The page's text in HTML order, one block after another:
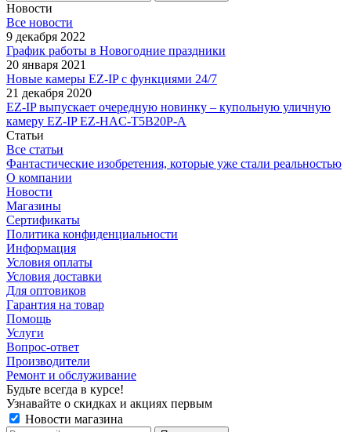
Новости
Все новости
9 декабря 2022
График работы в Новогодние праздники
20 января 2021
Новые камеры EZ-IP с функциями 24/7
21 декабря 2020
EZ-IP выпускает очередную новинку – купольную уличную
камеру EZ-IP EZ-HAC-T5B20P-A
Статьи
Все статьи
Фантастические изобретения, которые уже стали реальностью
О компании
Новости
Магазины
Сертификаты
Политика конфиденциальности
Информация
Условия оплаты
Условия доставки
Для оптовиков
Гарантия на товар
Помощь
Услуги
Вопрос-ответ
Производители
Ремонт и обслуживание
Будьте всегда в курсе!
Узнавайте о скидках и акциях первым
Новости магазина